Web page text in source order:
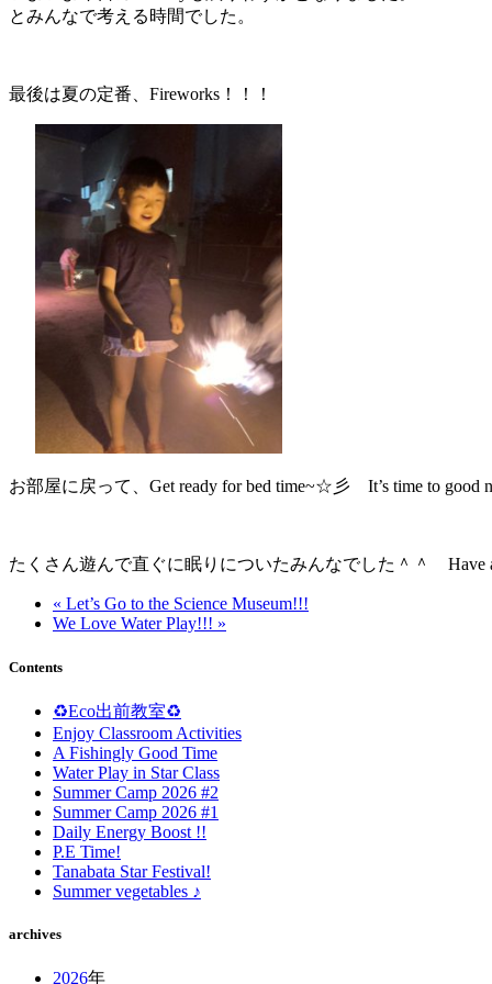
とみんなで考える時間でした。
最後は夏の定番、Fireworks！！！
お部屋に戻って、Get ready for bed time~☆彡 It’s time to good
たくさん遊んで直ぐに眠りについたみんなでした＾＾ Have
« Let’s Go to the Science Museum!!!
We Love Water Play!!! »
Contents
♻️Eco出前教室♻️
Enjoy Classroom Activities
A Fishingly Good Time
Water Play in Star Class
Summer Camp 2026 #2
Summer Camp 2026 #1
Daily Energy Boost !!
P.E Time!
Tanabata Star Festival!
Summer vegetables ♪
archives
2026年